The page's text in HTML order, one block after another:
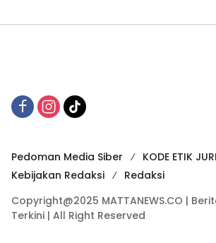
Pedoman Media Siber
KODE ETIK
Kebijakan Redaksi
Redaksi
Copyright@2025 MATTANEWS.CO |
Terkini | All Right Reserved